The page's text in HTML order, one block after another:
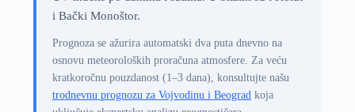
i Bački Monoštor.
Prognoza se ažurira automatski dva puta dnevno na
osnovu meteoroloških proračuna atmosfere. Za veću
kratkoročnu pouzdanost (1–3 dana), konsultujte našu
trodnevnu prognozu za Vojvodinu i Beogradkoja